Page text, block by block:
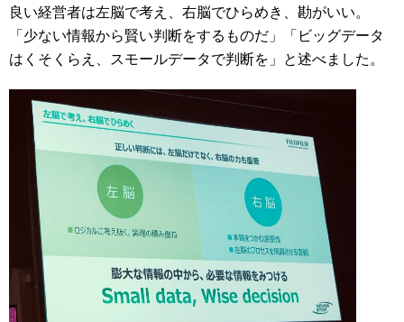
良い経営者は左脳で考え、右脳でひらめき、勘がいい。
「少ない情報から賢い判断をするものだ」「ビッグデータ
はくそくらえ、スモールデータで判断を」と述べました。